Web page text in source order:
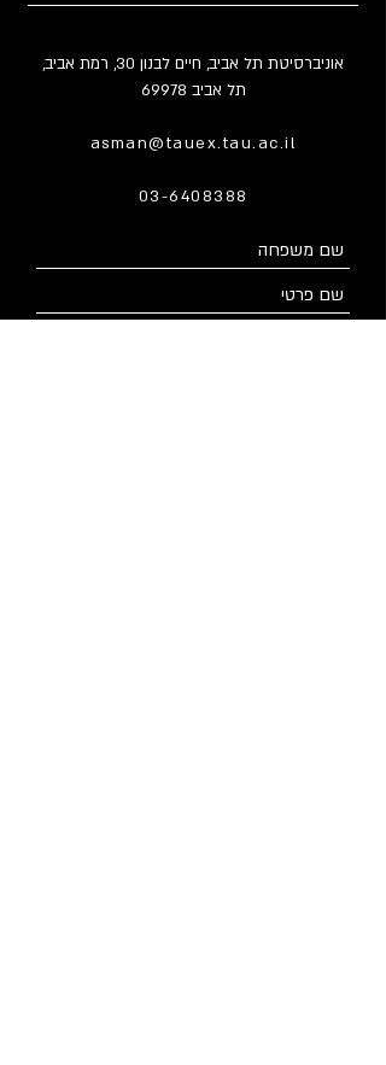
אוניברסיטת תל אביב, חיים לבנון 30, רמת אביב,
תל אביב 69978
asman@tauex.tau.ac.il
03-6408388